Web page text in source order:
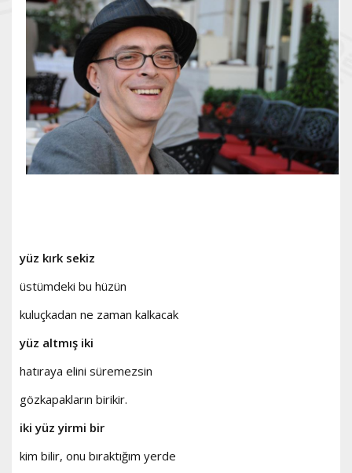
yüz kırk sekiz
üstümdeki bu hüzün
kuluçkadan ne zaman kalkacak
yüz altmış iki
hatıraya elini süremezsin
gözkapakların birikir.
iki yüz yirmi bir
kim bilir, onu bıraktığım yerde